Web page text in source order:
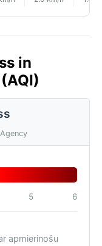
in
5 6
apmierinošu